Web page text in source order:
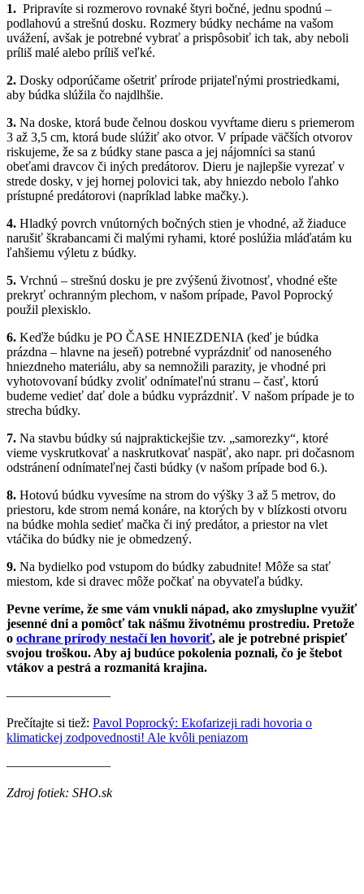
1. Pripravíte si rozmerovo rovnaké štyri bočné, jednu spodnú –
podlahovú a strešnú dosku. Rozmery búdky necháme na vašom
uvážení, avšak je potrebné vybrať a prispôsobiť ich tak, aby neboli
príliš malé alebo príliš veľké.
2. Dosky odporúčame ošetriť prírode prijateľnými prostriedkami,
aby búdka slúžila čo najdlhšie.
3. Na doske, ktorá bude čelnou doskou vyvŕtame dieru s priemerom
3 až 3,5 cm, ktorá bude slúžiť ako otvor. V prípade väčších otvorov
riskujeme, že sa z búdky stane pasca a jej nájomníci sa stanú
obeťami dravcov či iných predátorov. Dieru je najlepšie vyrezať v
strede dosky, v jej hornej polovici tak, aby hniezdo nebolo ľahko
prístupné predátorovi (napríklad labke mačky.).
4. Hladký povrch vnútorných bočných stien je vhodné, až žiaduce
narušiť škrabancami či malými ryhami, ktoré poslúžia mláďatám ku
ľahšiemu výletu z búdky.
5. Vrchnú – strešnú dosku je pre zvýšenú životnosť, vhodné ešte
prekryť ochranným plechom, v našom prípade, Pavol Poprocký
použil plexisklo.
6. Keďže búdku je PO ČASE HNIEZDENIA (keď je búdka
prázdna – hlavne na jeseň) potrebné vyprázdniť od nanoseného
hniezdneho materiálu, aby sa nemnožili parazity, je vhodné pri
vyhotovovaní búdky zvoliť odnímateľnú stranu – časť, ktorú
budeme vedieť dať dole a búdku vyprázdniť. V našom prípade je to
strecha búdky.
7. Na stavbu búdky sú najpraktickejšie tzv. „samorezky“, ktoré
vieme vyskrutkovať a naskrutkovať naspäť, ako napr. pri dočasnom
odstránení odnímateľnej časti búdky (v našom prípade bod 6.).
8. Hotovú búdku vyvesíme na strom do výšky 3 až 5 metrov, do
priestoru, kde strom nemá konáre, na ktorých by v blízkosti otvoru
na búdke mohla sedieť mačka či iný predátor, a priestor na vlet
vtáčika do búdky nie je obmedzený.
9. Na bydielko pod vstupom do búdky zabudnite! Môže sa stať
miestom, kde si dravec môže počkať na obyvateľa búdky.
Pevne veríme, že sme vám vnukli nápad, ako zmysluplne využiť
jesenné dni a pomôcť tak nášmu životnému prostrediu. Pretože
o ochrane prírody nestačí len hovoriť, ale je potrebné prispieť
svojou troškou. Aby aj budúce pokolenia poznali, čo je štebot
vtákov a pestrá a rozmanitá krajina.
————————
Prečítajte si tiež: Pavol Poprocký: Ekofarizeji radi hovoria o
klimatickej zodpovednosti! Ale kvôli peniazom
————————
Zdroj fotiek: SHO.sk